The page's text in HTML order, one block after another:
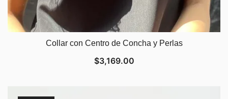
Collar con Centro de Concha y Perlas
$3,169.00